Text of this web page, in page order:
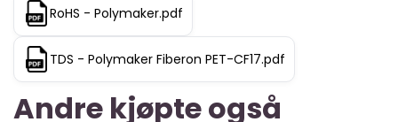
RoHS - Polymaker.pdf
TDS - Polymaker Fiberon PET-CF17.pdf
Andre kjøpte også